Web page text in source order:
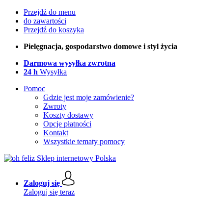
Przejdź do menu
do zawartości
Przejdź do koszyka
Pielęgnacja, gospodarstwo domowe i styl życia
Darmowa wysyłka zwrotna
24 h Wysyłka
Pomoc
Gdzie jest moje zamówienie?
Zwroty
Koszty dostawy
Opcje płatności
Kontakt
Wszystkie tematy pomocy
Zaloguj się
Zaloguj się teraz